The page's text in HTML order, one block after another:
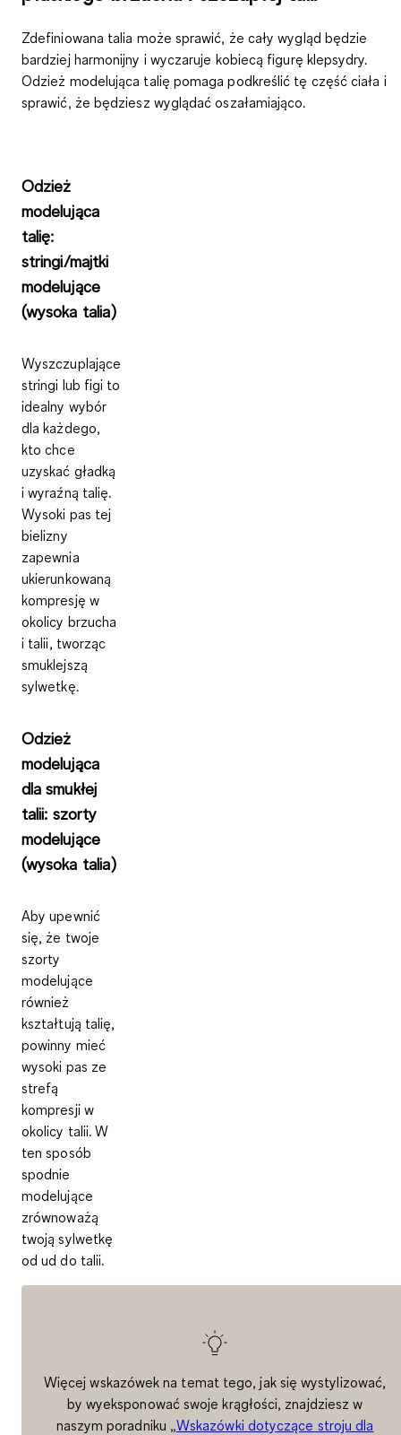
Zdefiniowana talia może sprawić, że cały wygląd będzie
bardziej harmonijny i wyczaruje kobiecą figurę klepsydry.
Odzież modelująca talię pomaga podkreślić tę część ciała i
sprawić, że będziesz wyglądać oszałamiająco.
Odzież
modelująca
talię:
stringi/majtki
modelujące
(wysoka talia)
Wyszczuplające
stringi lub figi to
idealny wybór
dla każdego,
kto chce
uzyskać gładką
i wyraźną talię.
Wysoki pas tej
bielizny
zapewnia
ukierunkowaną
kompresję w
okolicy brzucha
i talii, tworząc
smuklejszą
sylwetkę.
Odzież
modelująca
dla smukłej
talii: szorty
modelujące
(wysoka talia)
Aby upewnić
się, że twoje
szorty
modelujące
również
kształtują talię,
powinny mieć
wysoki pas ze
strefą
kompresji w
okolicy talii. W
ten sposób
spodnie
modelujące
zrównoważą
twoją sylwetkę
od ud do talii.
Więcej wskazówek na temat tego, jak się wystylizować,
by wyeksponować swoje krągłości, znajdziesz w
naszym poradniku „Wskazówki dotyczące stroju dla